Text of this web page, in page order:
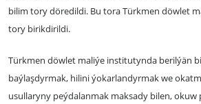
bilim tory döredildi. Bu tora Türkmen döwlet
tory birikdirildi.
Türkmen döwlet maliýe institutynda berilýän
baýlaşdyrmak, hilini ýokarlandyrmak we
usullaryny peýdalanmak maksady bilen, okuw